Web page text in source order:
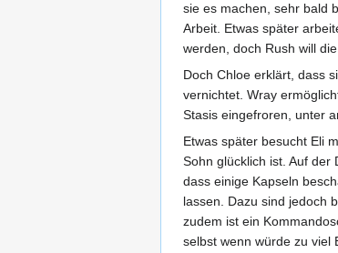
sie es machen, sehr bald
Arbeit. Etwas später
werden, doch Rush will
Doch Chloe erklärt, dass
vernichtet. Wray
Stasis eingefroren, unter
Etwas später besucht Eli
Sohn glücklich ist. Auf der
dass einige Kapseln
lassen. Dazu sind jedoch
zudem ist ein
selbst wenn würde zu viel